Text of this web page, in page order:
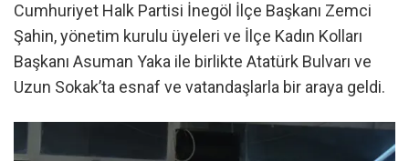
Cumhuriyet Halk Partisi İnegöl İlçe Başkanı Zemci
Şahin, yönetim kurulu üyeleri ve İlçe Kadın Kolları
Başkanı Asuman Yaka ile birlikte Atatürk Bulvarı ve
Uzun Sokak’ta esnaf ve vatandaşlarla bir araya geldi.